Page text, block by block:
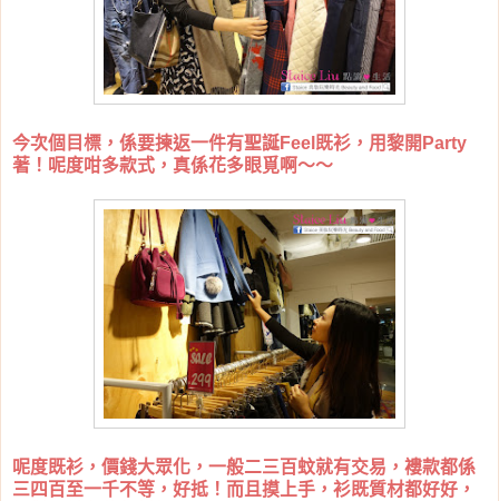
今次個目標，係要揀返一件有聖誕Feel既衫，用黎開Party
著！呢度咁多款式，真係花多眼覓啊～～
呢度既衫，價錢大眾化，一般二三百蚊就有交易，褸款都係
三四百至一千不等，好抵！而且摸上手，衫既質材都好好，